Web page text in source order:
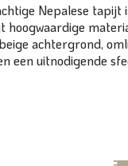
Nepalese tapijt
achtergrond,
een uitnodigende